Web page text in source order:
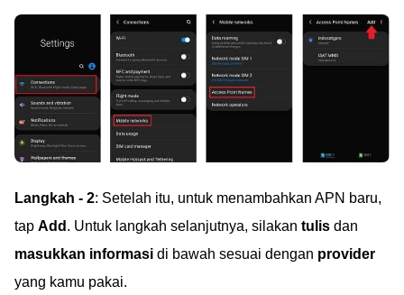
Langkah - 2: Setelah itu, untuk menambahkan APN baru,
tap Add . Untuk langkah selanjutnya, silakan tulis dan
masukkan informasi di bawah sesuai dengan provider
yang kamu pakai.